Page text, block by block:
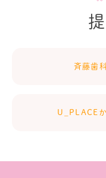
斉藤歯
U_PLACE